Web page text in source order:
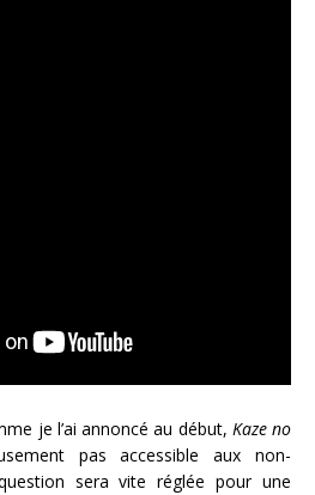
je l’ai annoncé au début, Kaze no
pas accessible aux non-
sera vite réglée pour une